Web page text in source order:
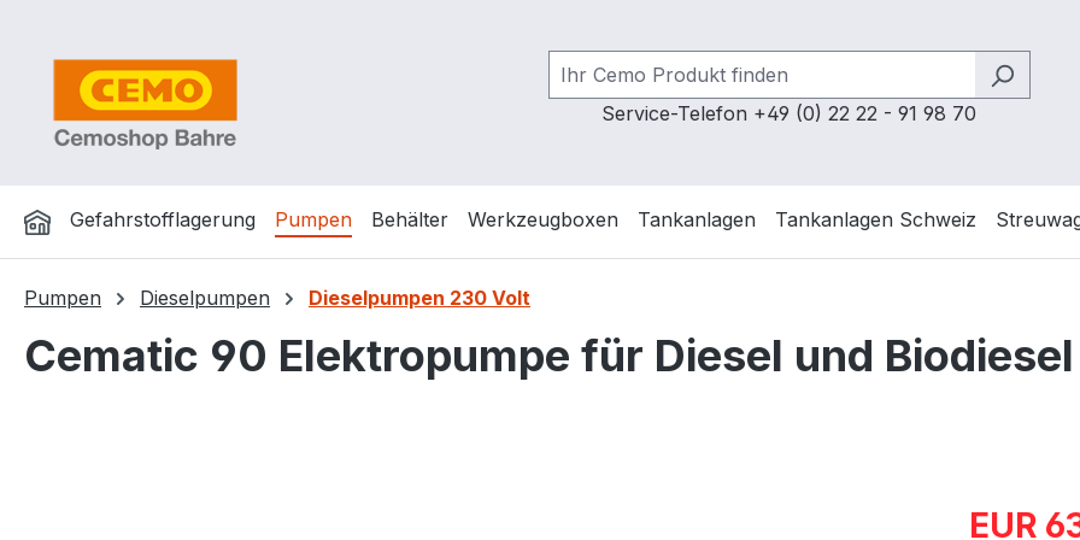
Service-Telefon +49 (0) 22 22 - 91 98 70
Gefahrstofflagerung Pumpen Behälter Werkzeugboxen Tankanlagen Tankanlagen Schweiz
Pumpen Dieselpumpen Dieselpumpen 230 Volt
Cematic 90 Elektropumpe für Diesel und Biodiesel
EUR